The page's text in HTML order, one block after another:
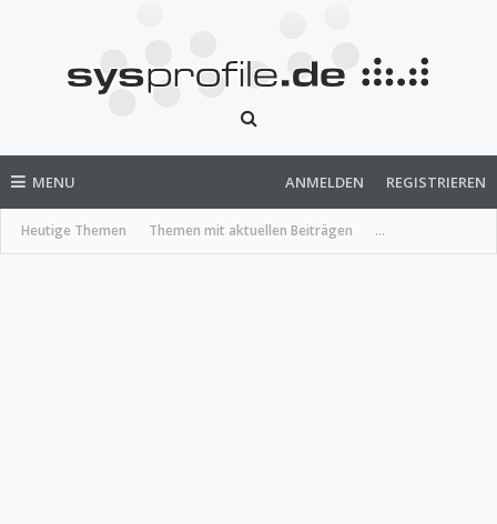
MENU
Heutige Themen Themen mit aktuellen Beiträgen ...
ANMELDEN REGISTRIEREN